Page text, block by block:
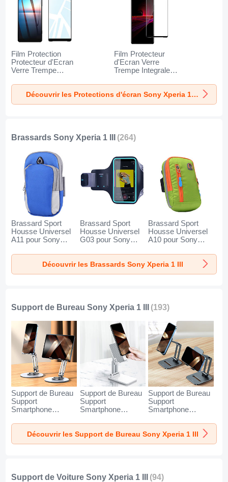
Film Protection
Protecteur d'Ecran
Verre Trempe
Xperia 1 III Noir
Film Protecteur
d'Ecran Verre
Trempe Integrale
Xperia 1 III Noir
Découvrir les Protections d'écran Sony Xperia 1 III
Brassards Sony Xperia 1 III (264)
Brassard Sport
Housse Universel
A11 pour Sony
Brassard Sport
Housse Universel
G03 pour Sony
Brassard Sport
Housse Universel
A10 pour Sony
Découvrir les Brassards Sony Xperia 1 III
Support de Bureau Sony Xperia 1 III (193)
Support de Bureau
Support
Smartphone
Sony Xperia 1 III
Argent
Support de Bureau
Support
Smartphone
Sony Xperia 1 III
Blanc
Support de Bureau
Support
Smartphone
Sony Xperia 1 III
Noir
Découvrir les Support de Bureau Sony Xperia 1 III
Support de Voiture Sony Xperia 1 III (94)